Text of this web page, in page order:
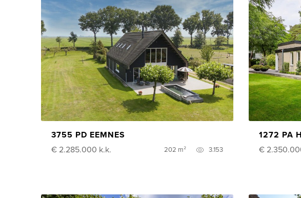
3755 PD EEMNES
€ 2.285.000 k.k. 202 m² 3.153
1272 PA
€